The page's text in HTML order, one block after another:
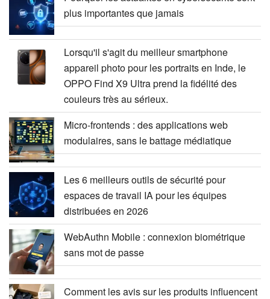
plus importantes que jamais
Lorsqu'il s'agit du meilleur smartphone
appareil photo pour les portraits en Inde, le
OPPO Find X9 Ultra prend la fidélité des
couleurs très au sérieux.
Micro-frontends : des applications web
modulaires, sans le battage médiatique
Les 6 meilleurs outils de sécurité pour
espaces de travail IA pour les équipes
distribuées en 2026
WebAuthn Mobile : connexion biométrique
sans mot de passe
Comment les avis sur les produits influencent